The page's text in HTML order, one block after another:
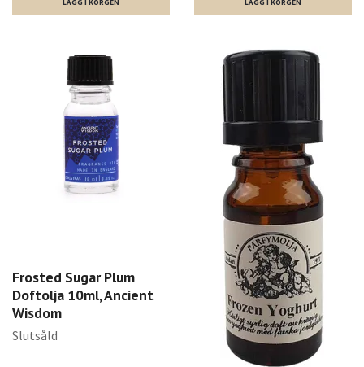
Frosted Sugar Plum
Doftolja 10ml, Ancient
Wisdom
Slutsåld